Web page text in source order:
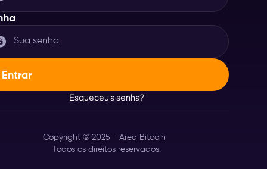
Esqueceu a senha?
Copyright © 2025 - Area Bitcoin
Todos os direitos reservados.